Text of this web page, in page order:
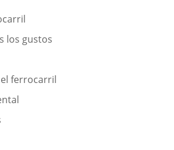
los gustos
ferrocarril